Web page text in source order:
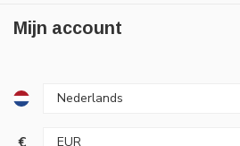
Mijn account